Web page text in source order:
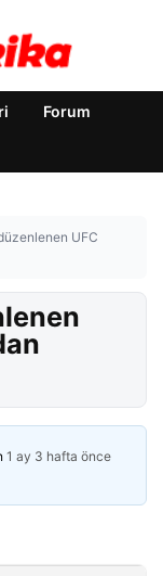
Forum
UFC
1 ay 3 hafta önce